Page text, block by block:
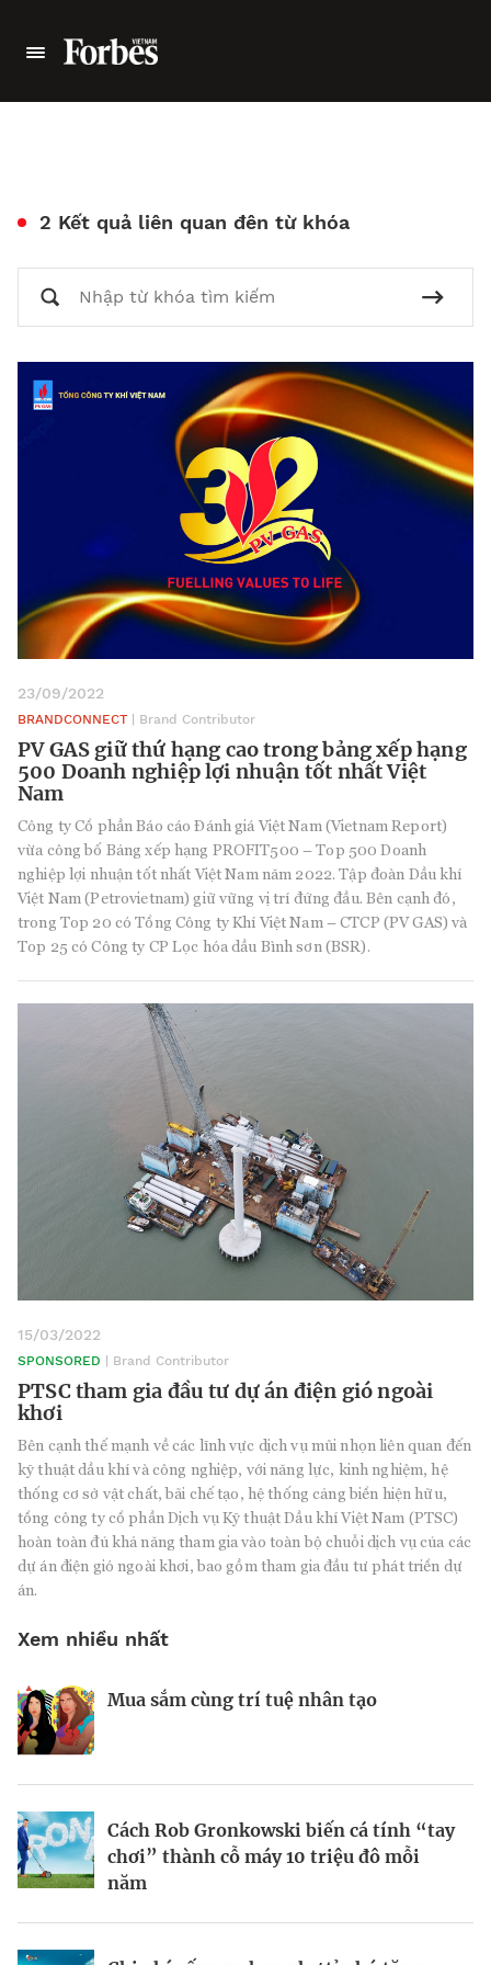
2 Kết quả liên quan đên từ khóa
23/09/2022
BRANDCONNECT | Brand Contributor
PV GAS giữ thứ hạng cao trong bảng xếp hạng
500 Doanh nghiệp lợi nhuận tốt nhất Việt
Nam
Công ty Cổ phần Báo cáo Đánh giá Việt Nam (Vietnam Report)
vừa công bố Bảng xếp hạng PROFIT500 – Top 500 Doanh
nghiệp lợi nhuận tốt nhất Việt Nam năm 2022. Tập đoàn Dầu khí
Việt Nam (Petrovietnam) giữ vững vị trí đứng đầu. Bên cạnh đó,
trong Top 20 có Tổng Công ty Khí Việt Nam – CTCP (PV GAS) và
Top 25 có Công ty CP Lọc hóa dầu Bình sơn (BSR).
15/03/2022
SPONSORED | Brand Contributor
PTSC tham gia đầu tư dự án điện gió ngoài
khơi
Bên cạnh thế mạnh về các lĩnh vực dịch vụ mũi nhọn liên quan đến
kỹ thuật dầu khí và công nghiệp, với năng lực, kinh nghiệm, hệ
thống cơ sở vật chất, bãi chế tạo, hệ thống cảng biển hiện hữu,
tổng công ty cổ phần Dịch vụ Kỹ thuật Dầu khí Việt Nam (PTSC)
hoàn toàn đủ khả năng tham gia vào toàn bộ chuỗi dịch vụ của các
dự án điện gió ngoài khơi, bao gồm tham gia đầu tư phát triển dự
án.
Xem nhiều nhất
Mua sắm cùng trí tuệ nhân tạo
Cách Rob Gronkowski biến cá tính “tay
chơi” thành cỗ máy 10 triệu đô mỗi
năm
Nhà sáng lập 25 tuổi và tham vọng lật
Thợ săn khoản vay
Nếu biết tận dụng, AI sẽ giúp điều hành
Kiểm soát bất ổn và bảo vệ sức khỏe
BRANDCONNECT | Brand Contributor
Champagne hàng đầu cho chất riêng
mùa lễ hội